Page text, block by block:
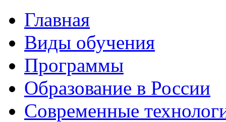
Главная
Виды обучения
Программы
Образование в России
Современные